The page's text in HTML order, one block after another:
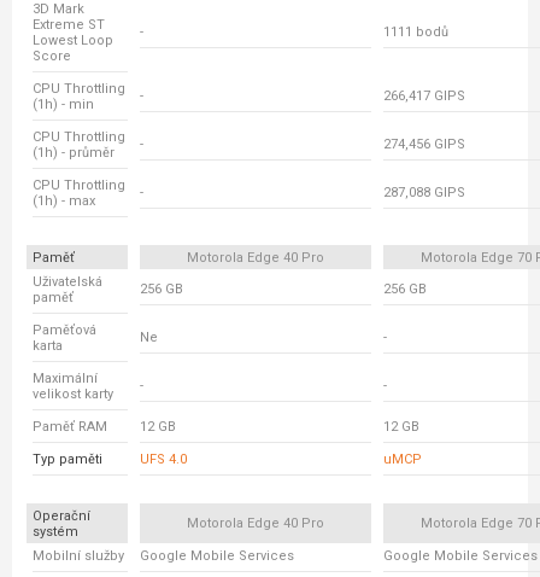
3D Mark
Extreme ST
Lowest Loop
Score
- 1111 bodů
CPU Throttling
(1h) - min
- 266,417 GIPS
CPU Throttling
(1h) - průměr
- 274,456 GIPS
CPU Throttling
(1h) - max
- 287,088 GIPS
Paměť Motorola Edge 40 Pro
Motorola Edge 70
Uživatelská
paměť
256 GB 256 GB
Paměťová
karta
Ne -
Maximální
velikost karty
- -
Paměť RAM 12 GB 12 GB
Typ paměti UFS 4.0 uMCP
Operační
systém
Motorola Edge 40 Pro Motorola Edge 70
Mobilní služby Google Mobile Services Google Mobile Services